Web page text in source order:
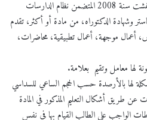
في 17 شعبان عام 1429 الموافق 19 غشت سنة 2008 المتضمن نظام الدارسات
وشهادة الدكتوراه، من مادة أو أكثر، تقدم
موجهة، أعمال تطبيقية، محاضرات،
لها معامل وتقيم بعلامة.
لها بالأرصدة حسب الحجم الساعي للسداسي
طريق أشكال التعليم المذكور في المادة
الواجب على الطالب القيام بها في نفس